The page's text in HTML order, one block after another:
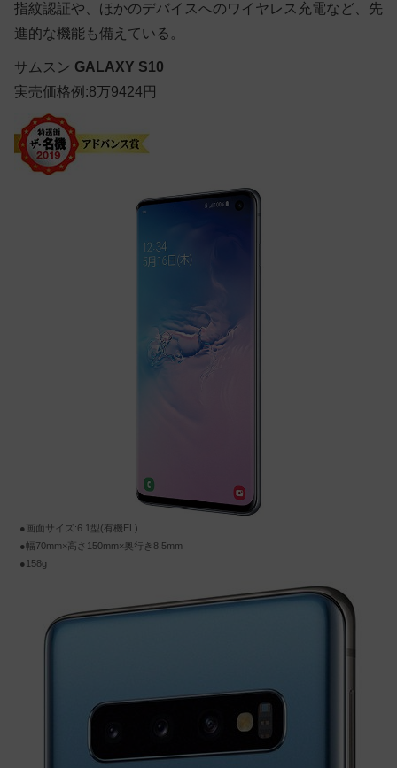
指紋認証や、ほかのデバイスへのワイヤレス充電など、先
進的な機能も備えている。
サムスン GALAXY S10
実売価格例:8万9424円
●画面サイズ:6.1型(有機EL)
●幅70mm×高さ150mm×奥行き8.5mm
●158g